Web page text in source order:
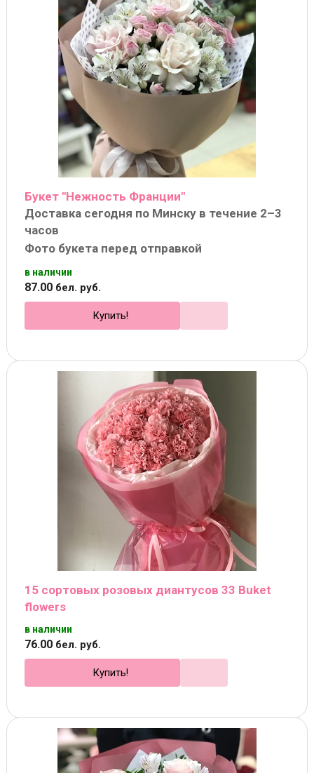
Букет "Нежность Франции"
Доставка сегодня по Минску в течение 2–3
часов
Фото букета перед отправкой
в наличии
87.00 бел. руб.
Купить!
15 сортовых розовых диантусов 33 Buket
flowers
в наличии
76.00 бел. руб.
Купить!